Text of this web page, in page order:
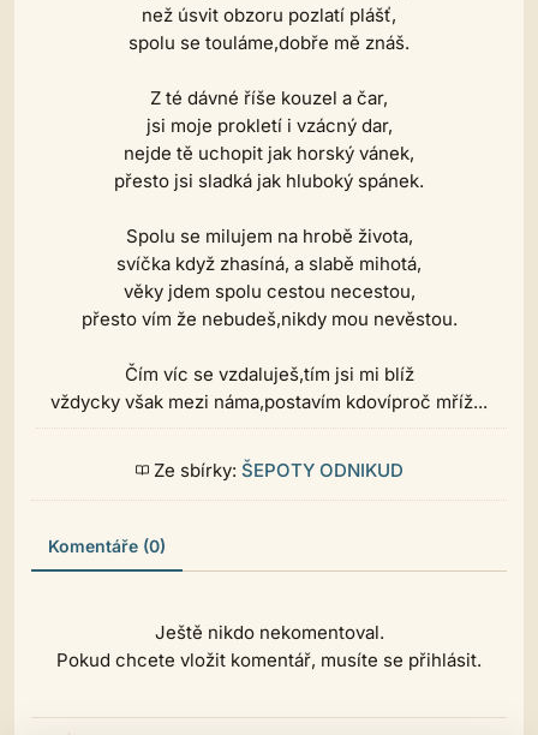
než úsvit obzoru pozlatí plášť,
spolu se touláme,dobře mě znáš.
Z té dávné říše kouzel a čar,
jsi moje prokletí i vzácný dar,
nejde tě uchopit jak horský vánek,
přesto jsi sladká jak hluboký spánek.
Spolu se milujem na hrobě života,
svíčka když zhasíná, a slabě mihotá,
věky jdem spolu cestou necestou,
přesto vím že nebudeš,nikdy mou nevěstou.
Čím víc se vzdaluješ,tím jsi mi blíž
vždycky však mezi náma,postavím kdovíproč mříž...
Ze sbírky: ŠEPOTY ODNIKUD
Komentáře (0)
Ještě nikdo nekomentoval.
Pokud chcete vložit komentář, musíte se přihlásit.